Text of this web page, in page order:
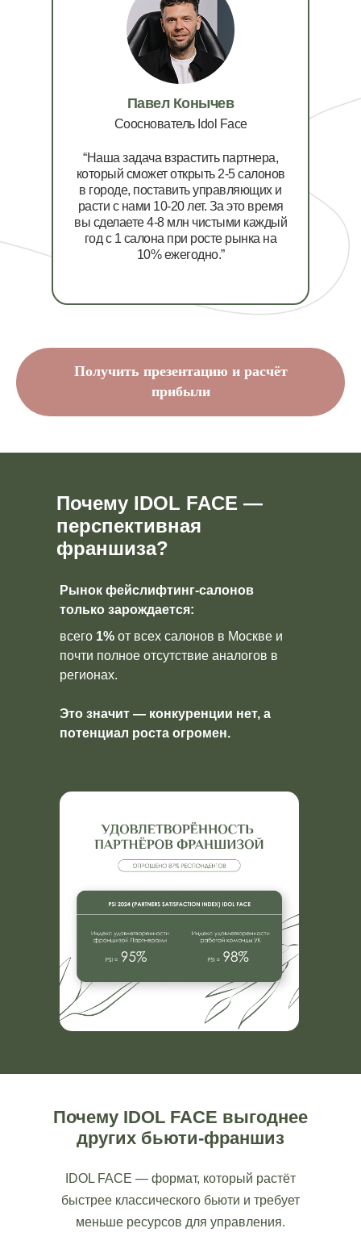
Сооснователь Idol Face
Павел Конычев
“Наша задача взрастить партнера,
который сможет открыть 2-5 салонов
в городе, поставить управляющих и
расти с нами 10-20 лет. За это время
вы сделаете 4-8 млн чистыми каждый
год с 1 салона при росте рынка на
10% ежегодно.”
Получить презентацию и расчёт
прибыли
Почему IDOL FACE —
перспективная
франшиза?
Рынок фейслифтинг-салонов
только зарождается:
всего 1% от всех салонов в Москве и
почти полное отсутствие аналогов в
регионах.
Это значит — конкуренции нет, а
потенциал роста огромен.
Почему IDOL FACE выгоднее
других бьюти‑франшиз
IDOL FACE — формат, который растёт
быстрее классического бьюти и требует
меньше ресурсов для управления.